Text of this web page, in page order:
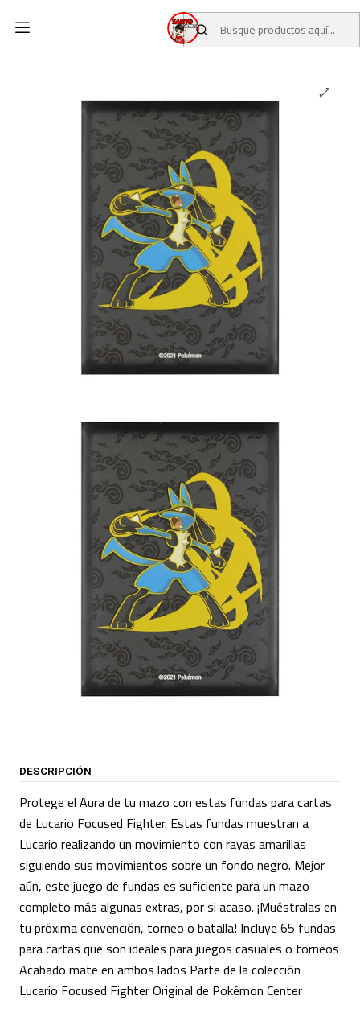
POKEMON CENTER
Lucario Focused Fighter Card Sleeves (65 Sleeves)
DESCRIPCIÓN
Protege el Aura de tu mazo con estas fundas para cartas
de Lucario Focused Fighter. Estas fundas muestran a
Lucario realizando un movimiento con rayas amarillas
siguiendo sus movimientos sobre un fondo negro. Mejor
aún, este juego de fundas es suficiente para un mazo
completo más algunas extras, por si acaso. ¡Muéstralas en
tu próxima convención, torneo o batalla! Incluye 65 fundas
para cartas que son ideales para juegos casuales o torneos
Acabado mate en ambos lados Parte de la colección
Lucario Focused Fighter Original de Pokémon Center